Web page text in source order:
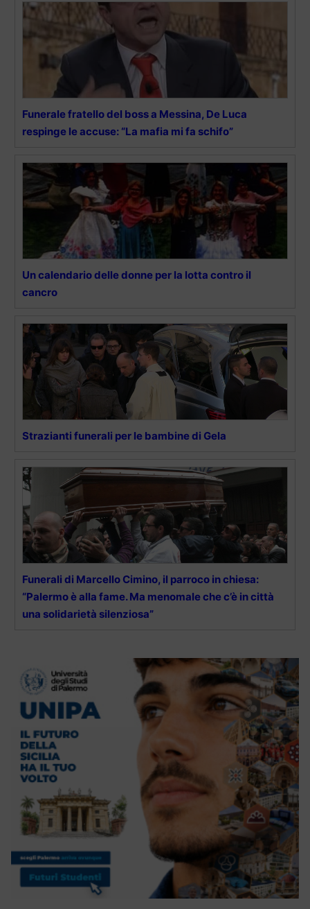
Funerale fratello del boss a Messina, De Luca
respinge le accuse: “La mafia mi fa schifo”
Un calendario delle donne per la lotta contro il
cancro
Strazianti funerali per le bambine di Gela
Funerali di Marcello Cimino, il parroco in chiesa:
“Palermo è alla fame. Ma menomale che c’è in città
una solidarietà silenziosa”